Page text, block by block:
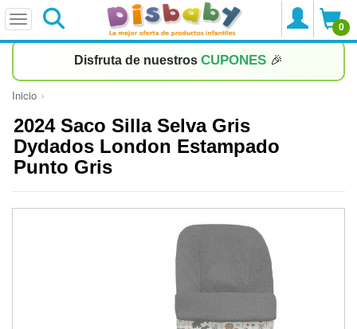
0
Disfruta de nuestros CUPONES 🎉
Inicio
2024 Saco Silla Selva Gris
Dydados London Estampado
Punto Gris